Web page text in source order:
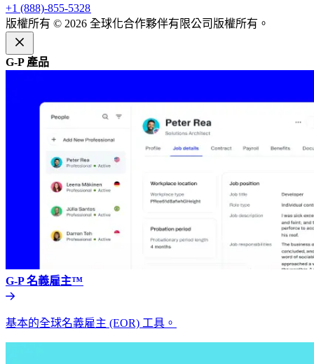
+1 (888)-855-5328​​
版權所有 © 2026 全球化合作夥伴有限公司版權所有。​​
G-P 產品​​
G-P 名義雇主™​​
基本的全球名義雇主 (EOR) 工具。​​